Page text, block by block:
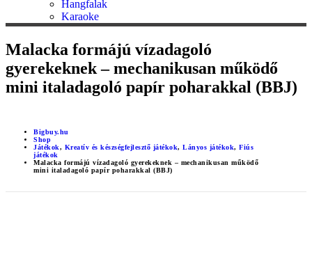
Hangfalak
Karaoke
Malacka formájú vízadagoló
gyerekeknek – mechanikusan működő
mini italadagoló papír poharakkal (BBJ)
Bigbuy.hu
Shop
Játékok, Kreatív és készségfejlesztő játékok, Lányos játékok, Fiús
játékok
Malacka formájú vízadagoló gyerekeknek – mechanikusan működő
mini italadagoló papír poharakkal (BBJ)